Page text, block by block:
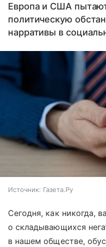
Европа и США
политическую
нарративы в
Источник: Газета.Ру
Сегодня, как никогда,
о складывающихся
в нашем обществе,